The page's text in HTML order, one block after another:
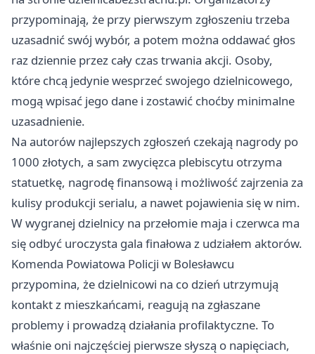
przypominają, że przy pierwszym zgłoszeniu trzeba
uzasadnić swój wybór, a potem można oddawać głos
raz dziennie przez cały czas trwania akcji. Osoby,
które chcą jedynie wesprzeć swojego dzielnicowego,
mogą wpisać jego dane i zostawić choćby minimalne
uzasadnienie.
Na autorów najlepszych zgłoszeń czekają nagrody po
1000 złotych, a sam zwycięzca plebiscytu otrzyma
statuetkę, nagrodę finansową i możliwość zajrzenia za
kulisy produkcji serialu, a nawet pojawienia się w nim.
W wygranej dzielnicy na przełomie maja i czerwca ma
się odbyć uroczysta gala finałowa z udziałem aktorów.
Komenda Powiatowa Policji w Bolesławcu
przypomina, że dzielnicowi na co dzień utrzymują
kontakt z mieszkańcami, reagują na zgłaszane
problemy i prowadzą działania profilaktyczne. To
właśnie oni najczęściej pierwsze słyszą o napięciach,